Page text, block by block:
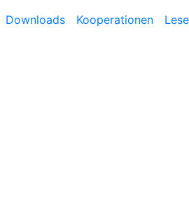
Downloads Kooperationen